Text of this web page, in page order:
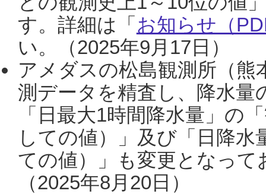
す。詳細は「 お知らせ（
い。（2025年9月17日）
アメダスの松島観測所（熊
測データを精査し、降水
「日最大1時間降水量」の
しての値）」及び「日降
ての値）」も変更となっ
（2025年8月20日）